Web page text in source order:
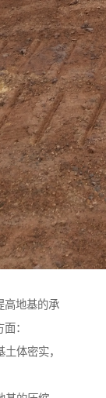
高地基的承
：
体密实，